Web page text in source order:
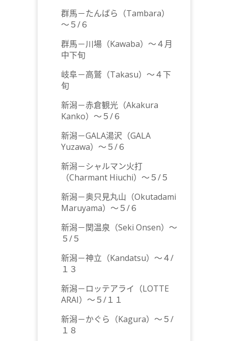
群馬－たんばら（Tambara）
～５/６
群馬－川場（Kawaba）～４月
中下旬
岐阜－高鷲（Takasu）～４下
旬
新潟－赤倉観光（Akakura
Kanko）～５/６
新潟－GALA湯沢（GALA
Yuzawa）～５/６
新潟－シャルマン火打
（Charmant Hiuchi）～５/５
新潟－奥只見丸山（Okutadami
Maruyama）～５/６
新潟－関温泉（Seki Onsen）～
５/５
新潟－神立（Kandatsu）～４/
１３
新潟－ロッテアライ（LOTTE
ARAI）～５/１１
新潟－かぐら（Kagura）～５/
１８